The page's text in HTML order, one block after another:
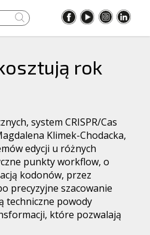
rok
system CRISPR/Cas
Klimek-Chodacka,
edycji u różnych
punkty workflow, o
kodonów, przez
precyzyjne szacowanie
techniczne powody
które pozwalają